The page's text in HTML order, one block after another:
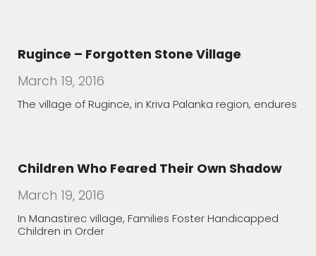
Rugince – Forgotten Stone Village
March 19, 2016
The village of Rugince, in Kriva Palanka region, endures
Children Who Feared Their Own Shadow
March 19, 2016
In Manastirec village, Families Foster Handicapped
Children in Order